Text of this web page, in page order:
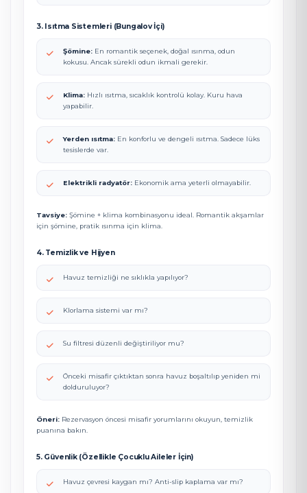
3. Isıtma Sistemleri (Bungalov İçi)
Şömine: En romantik seçenek, doğal ısınma, odun
kokusu. Ancak sürekli odun ikmali gerekir.
Klima: Hızlı ısıtma, sıcaklık kontrolü kolay. Kuru hava
yapabilir.
Yerden ısıtma: En konforlu ve dengeli ısıtma. Sadece lüks
tesislerde var.
Elektrikli radyatör: Ekonomik ama yeterli olmayabilir.
Tavsiye: Şömine + klima kombinasyonu ideal. Romantik akşamlar
için şömine, pratik ısınma için klima.
4. Temizlik ve Hijyen
Havuz temizliği ne sıklıkla yapılıyor?
Klorlama sistemi var mı?
Su filtresi düzenli değiştiriliyor mu?
Önceki misafir çıktıktan sonra havuz boşaltılıp yeniden mi
dolduruluyor?
Öneri: Rezervasyon öncesi misafir yorumlarını okuyun, temizlik
puanına bakın.
5. Güvenlik (Özellikle Çocuklu Aileler İçin)
Havuz çevresi kaygan mı? Anti-slip kaplama var mı?